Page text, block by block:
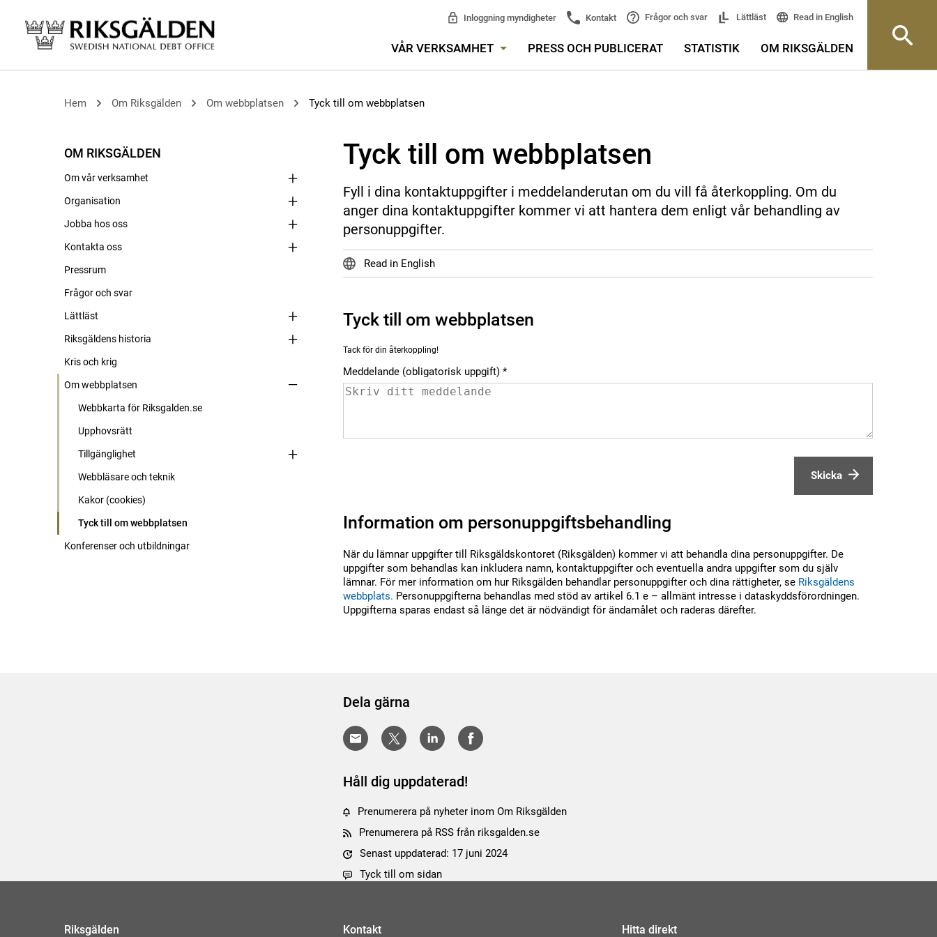
Inloggning myndigheter Kontakt Frågor och svar Lättläst Read in English
VÅR VERKSAMHET PRESS OCH PUBLICERAT STATISTIK OM RIKSGÄLDEN
Hem Om Riksgälden Om webbplatsen Tyck till om webbplatsen
OM RIKSGÄLDEN
Om vår verksamhet
Organisation
Jobba hos oss
Kontakta oss
Pressrum
Frågor och svar
Lättläst
Riksgäldens historia
Kris och krig
Om webbplatsen
Webbkarta för Riksgalden.se
Upphovsrätt
Tillgänglighet
Webbläsare och teknik
Kakor (cookies)
Tyck till om webbplatsen
Konferenser och utbildningar
Tyck till om webbplatsen
Fyll i dina kontaktuppgifter i meddelanderutan om du vill få återkoppling. Om du
anger dina kontaktuppgifter kommer vi att hantera dem enligt vår behandling av
personuppgifter.
Read in English
Tyck till om webbplatsen
Tack för din återkoppling!
Meddelande (obligatorisk uppgift)
Skicka
Information om personuppgiftsbehandling
När du lämnar uppgifter till Riksgäldskontoret (Riksgälden) kommer vi att behandla dina personuppgifter. De
uppgifter som behandlas kan inkludera namn, kontaktuppgifter och eventuella andra uppgifter som du själv
lämnar. För mer information om hur Riksgälden behandlar personuppgifter och dina rättigheter, se Riksgäldens
webbplats. Personuppgifterna behandlas med stöd av artikel 6.1 e – allmänt intresse i dataskyddsförordningen.
Uppgifterna sparas endast så länge det är nödvändigt för ändamålet och raderas därefter.
Dela gärna
Håll dig uppdaterad!
Prenumerera på nyheter inom Om Riksgälden
Prenumerera på RSS från riksgalden.se
Senast uppdaterad: 17 juni 2024
Tyck till om sidan
Riksgälden Kontakt Hitta direkt